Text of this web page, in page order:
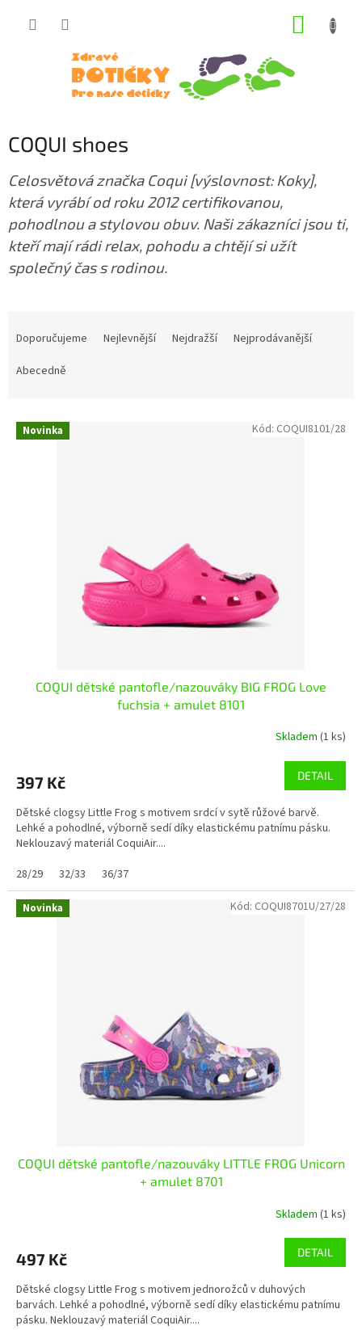
COQUI shoes
Celosvětová značka Coqui [výslovnost: Koky],
která vyrábí od roku 2012 certifikovanou,
pohodlnou a stylovou obuv. Naši zákazníci jsou ti,
kteří mají rádi relax, pohodu a chtějí si užít
společný čas s rodinou.
p
Doporučujeme Nejlevnější Nejdražší
Nejprodávanější
Abecedně
V Novinka
COQUI dětské pantofle/nazouváky BIG FROG Love
fuchsia + amulet 8101
Skladem (1 ks)
397 Kč DETAIL
Dětské clogsy Little Frog s motivem srdcí v sytě růžové barvě.
Lehké a pohodlné, výborně sedí díky elastickému patnímu pásku.
Neklouzavý materiál CoquiAir....
28/29
32/33 36/37
Kód: COQUI8101/28
Novinka
COQUI dětské pantofle/nazouváky LITTLE FROG Unicorn
+ amulet 8701
Skladem (1 ks)
497 Kč DETAIL
Dětské clogsy Little Frog s motivem jednorožců v duhových
barvách. Lehké a pohodlné, výborně sedí díky elastickému patnímu
pásku. Neklouzavý materiál CoquiAir....
Kód: COQUI8701U/27/28